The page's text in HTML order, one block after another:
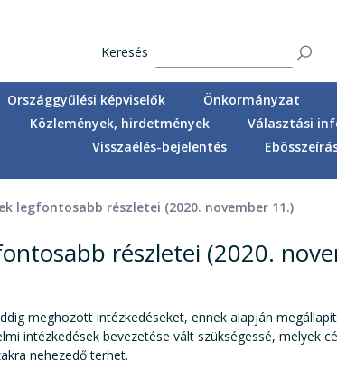
Keresés
Országgyűlési képviselők Önkormányzat
Közlemények, hirdetmények Választási
Visszaélés-bejelentés
legfontosabb részletei (2020. november 11.)
részletei (2020.
meghozott intézkedéseket, ennek alapján
intézkedések bevezetése vált szükségessé, melyek
nehezedő terhet.